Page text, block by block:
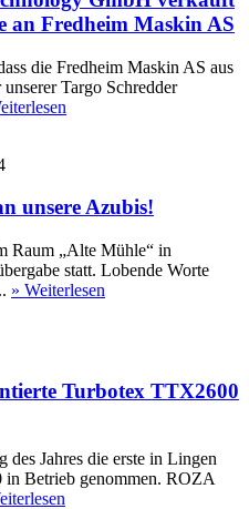
an Fredheim Maskin AS
die Fredheim Maskin AS aus
Targo Schredder
unsere Azubis!
Raum „Alte Mühle“ in
statt. Lobende Worte
» Weiterlesen
Turbotex TTX2600
Jahres die erste in Lingen
in Betrieb genommen. ROZA